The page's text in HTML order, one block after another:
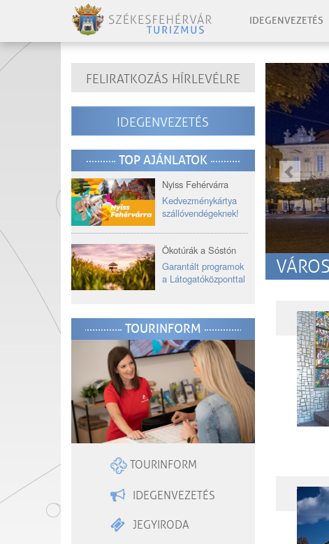
IDEGENVEZETÉS
-
-
elozo
-
-
FELIRATKOZÁS HÍRLEVÉLRE
IDEGENVEZETÉS
TOP AJÁNLATOK
Nyiss Fehérvárra
Kedvezménykártya
szállóvendégeknek!
Ökotúrák a Sóstón
Garantált programok
a Látogatóközponttal
TOURINFORM
TOURINFORM
IDEGENVEZETÉS
JEGYIRODA